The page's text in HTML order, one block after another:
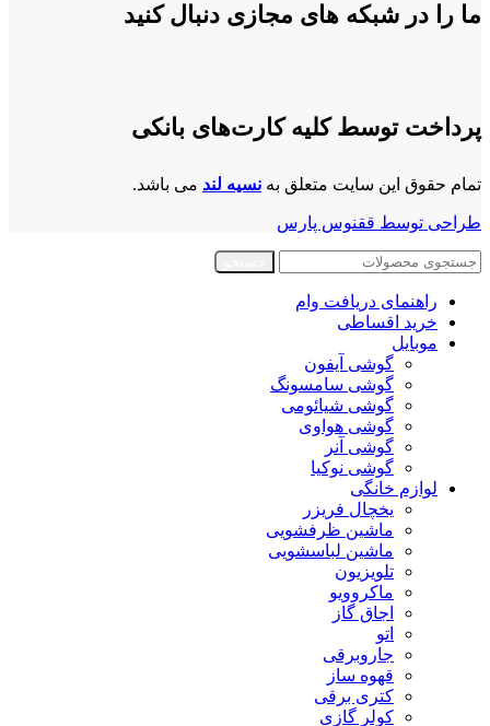
ما را در شبکه های مجازی دنبال کنید
پرداخت توسط کلیه کارت‌های بانکی
تمام حقوق این سایت متعلق به نسیه لند می باشد.
طراحی توسط ققنوس پارس
راهنمای دریافت وام
خرید اقساطی
موبایل
گوشی آیفون
گوشی سامسونگ
گوشی شیائومی
گوشی هواوی
گوشی آنر
گوشی نوکیا
لوازم خانگی
یخچال فریزر
ماشین ظرفشویی
ماشین لباسشویی
تلویزیون
ماکروویو
اجاق گاز
اتو
جاروبرقی
قهوه ساز
کتری برقی
کولر گازی